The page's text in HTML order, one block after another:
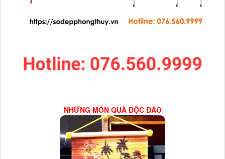
NHỮNG MÓN QUÀ ĐỘC ĐÁO